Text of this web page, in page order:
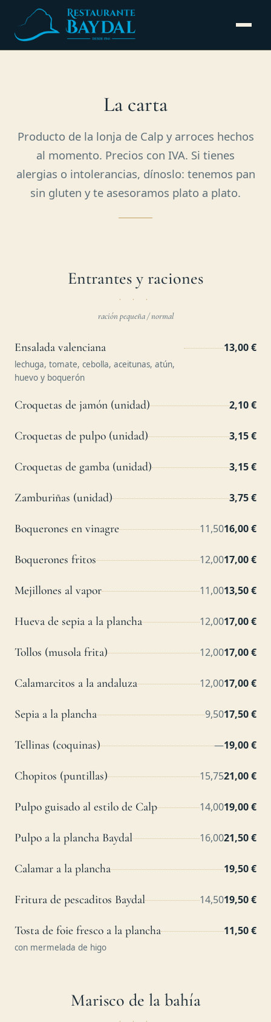
La carta
Producto de la lonja de Calp y arroces hechos
al momento. Precios con IVA. Si tienes
alergias o intolerancias, dínoslo: tenemos pan
sin gluten y te asesoramos plato a plato.
Entrantes y raciones
ración pequeña / normal
Ensalada valenciana
lechuga, tomate, cebolla, aceitunas, atún,
huevo y boquerón
13,00 €
Croquetas de jamón (unidad) 2,10 €
Croquetas de pulpo (unidad) 3,15 €
Croquetas de gamba (unidad) 3,15 €
Zamburiñas (unidad) 3,75 €
Boquerones en vinagre 11,5016,00 €
Boquerones fritos 12,0017,00 €
Mejillones al vapor 11,0013,50 €
Hueva de sepia a la plancha 12,0017,00 €
Tollos (musola frita) 12,0017,00 €
Calamarcitos a la andaluza 12,0017,00 €
Sepia a la plancha 9,5017,50 €
Tellinas (coquinas) —19,00 €
Chopitos (puntillas) 15,7521,00 €
Pulpo guisado al estilo de Calp 14,0019,00 €
Pulpo a la plancha Baydal 16,0021,50 €
Calamar a la plancha 19,50 €
Fritura de pescaditos Baydal 14,5019,50 €
Tosta de foie fresco a la plancha
con mermelada de higo
11,50 €
Marisco de la bahía